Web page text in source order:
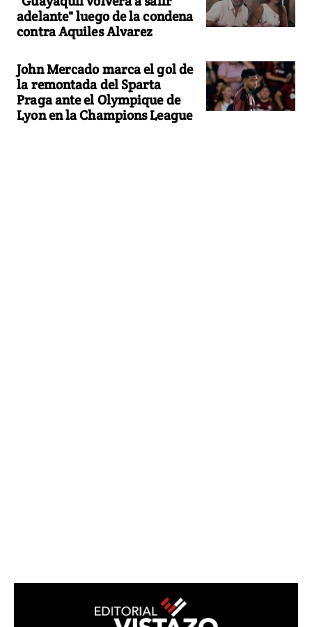
adelante" luego de la condena
contra Aquiles Alvarez
John Mercado marca el gol de
la remontada del Sparta
Praga ante el Olympique de
Lyon en la Champions League